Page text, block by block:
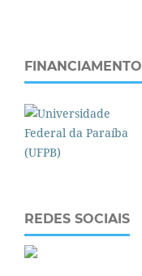
FINANCIAMENTO
REDES SOCIAIS